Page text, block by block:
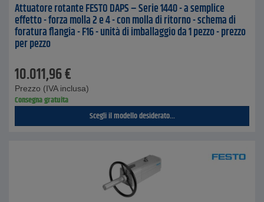
Attuatore rotante FESTO DAPS – Serie 1440 - a semplice
effetto - forza molla 2 e 4 - con molla di ritorno - schema di
foratura flangia - F16 - unità di imballaggio da 1 pezzo - prezzo
per pezzo
10.011,96€
Prezzo (IVA inclusa)
Consegna gratuita
Scegli il modello desiderato...